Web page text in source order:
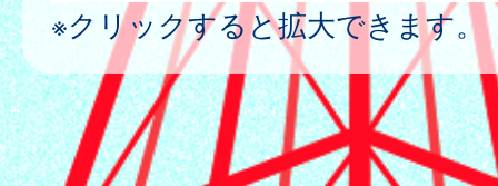
※クリックすると拡大できます。